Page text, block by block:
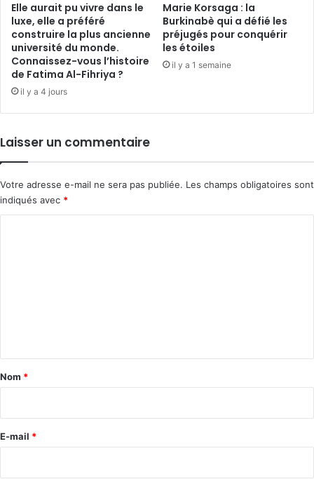
Elle aurait pu vivre dans le
luxe, elle a préféré
construire la plus ancienne
université du monde.
Connaissez-vous l’histoire
de Fatima Al-Fihriya ?
il y a 4 jours
Marie Korsaga : la
Burkinabè qui a défié les
préjugés pour conquérir
les étoiles
il y a 1 semaine
Laisser un commentaire
Votre adresse e-mail ne sera pas publiée. Les champs obligatoires sont
indiqués avec *
a
e
Nom *
E-mail *